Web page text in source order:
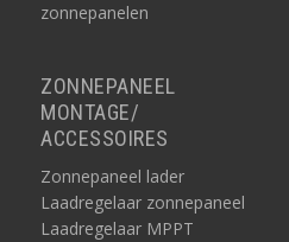
zonnepanelen
ZONNEPANEEL
MONTAGE/
ACCESSOIRES
Zonnepaneel lader
Laadregelaar zonnepaneel
Laadregelaar MPPT